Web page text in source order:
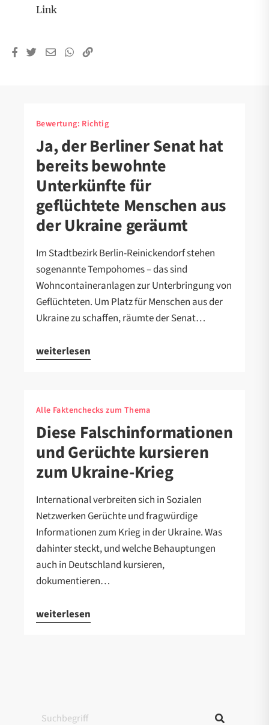
Link
Bewertung: Richtig
Ja, der Berliner Senat hat
bereits bewohnte
Unterkünfte für
geflüchtete Menschen aus
der Ukraine geräumt
Im Stadtbezirk Berlin-Reinickendorf stehen
sogenannte Tempohomes – das sind
Wohncontaineranlagen zur Unterbringung von
Geflüchteten. Um Platz für Menschen aus der
Ukraine zu schaffen, räumte der Senat…
weiterlesen
Alle Faktenchecks zum Thema
Diese Falschinformationen
und Gerüchte kursieren
zum Ukraine-Krieg
International verbreiten sich in Sozialen
Netzwerken Gerüchte und fragwürdige
Informationen zum Krieg in der Ukraine. Was
dahinter steckt, und welche Behauptungen
auch in Deutschland kursieren,
dokumentieren…
weiterlesen